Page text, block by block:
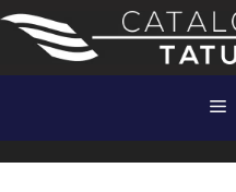
Saltar
contenido